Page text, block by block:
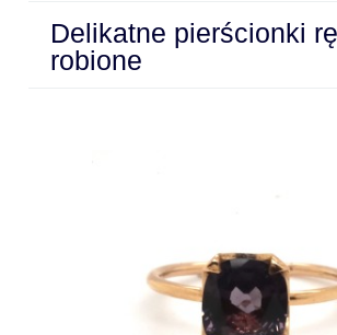
Delikatne pierścionki
robione